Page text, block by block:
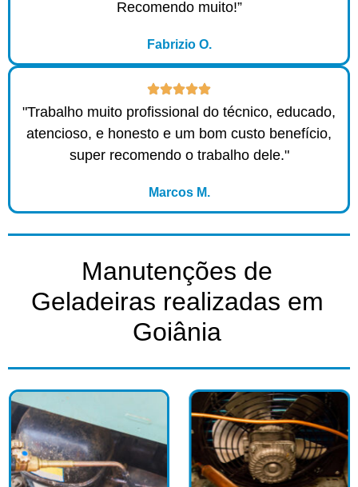
Recomendo muito!”
Fabrizio O.
"Trabalho muito profissional do técnico, educado,
atencioso, e honesto e um bom custo benefício,
super recomendo o trabalho dele."
Marcos M.
Manutenções de
Geladeiras realizadas em
Goiânia​